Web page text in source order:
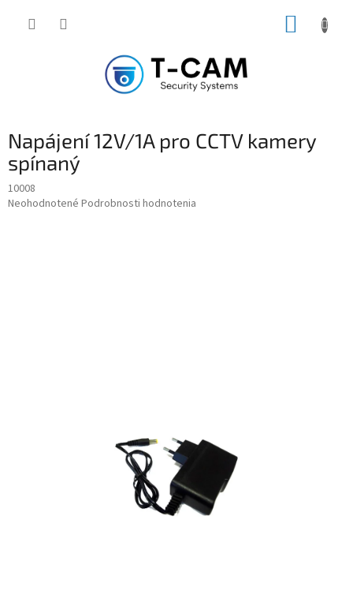
Napájení 12V/1A pro CCTV kamery
spínaný
10008
Priemerné
Neohodnotené Podrobnosti hodnotenia